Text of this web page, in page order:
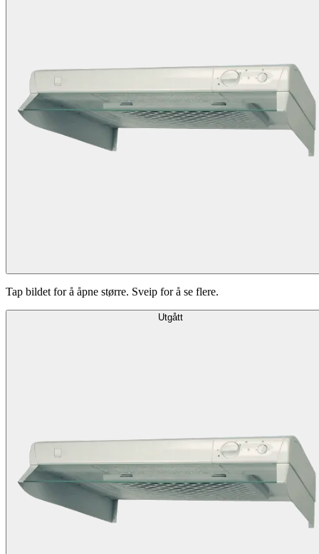
Tap bildet for å åpne større. Sveip for å se flere.
Utgått